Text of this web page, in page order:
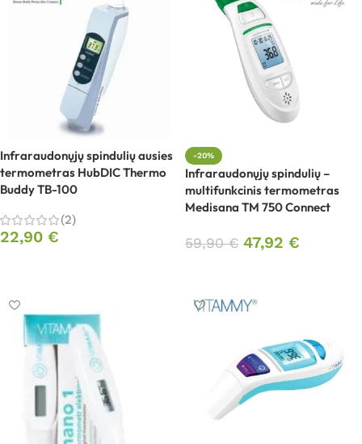
Infraraudonųjų spindulių ausies
termometras HubDIC Thermo
Buddy TB-100
(2)
22,90 €
-20%
Infraraudonųjų spindulių –
multifunkcinis termometras
Medisana TM 750 Connect
59,90€ 47,92 €